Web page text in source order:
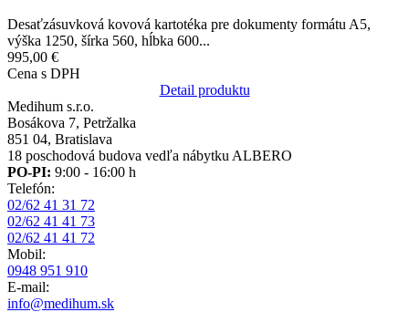
Desaťzásuvková kovová kartotéka pre dokumenty formátu A5,
výška 1250, šírka 560, hĺbka 600...
995,00 €
Cena s DPH
Detail produktu
Medihum s.r.o.
Bosákova 7, Petržalka
851 04, Bratislava
18 poschodová budova vedľa nábytku ALBERO
PO-PI: 9:00 - 16:00 h
Telefón:
02/62 41 31 72
02/62 41 41 73
02/62 41 41 72
Mobil:
0948 951 910
E-mail:
info@medihum.sk